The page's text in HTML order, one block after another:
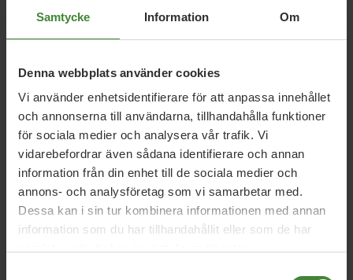
Samtycke Information Om
Denna webbplats använder cookies
Vi använder enhetsidentifierare för att anpassa innehållet
och annonserna till användarna, tillhandahålla funktioner
för sociala medier och analysera vår trafik. Vi
vidarebefordrar även sådana identifierare och annan
information från din enhet till de sociala medier och
annons- och analysföretag som vi samarbetar med.
Dessa kan i sin tur kombinera informationen med annan
information som du har tillhandahållit eller som de har
Vi har svaren på dina
efter
fråga:
B Badhus Bostäder
C Cykla